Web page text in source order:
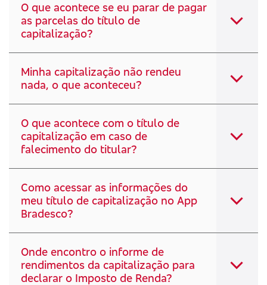
O que acontece se eu parar de pagar
as parcelas do título de
capitalização?
Minha capitalização não rendeu
nada, o que aconteceu?
O que acontece com o título de
capitalização em caso de
falecimento do titular?
Como acessar as informações do
meu título de capitalização no App
Bradesco?
Onde encontro o informe de
rendimentos da capitalização para
declarar o Imposto de Renda?